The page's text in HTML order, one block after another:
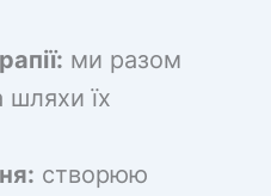
ми разом
шляхи їх
створюю